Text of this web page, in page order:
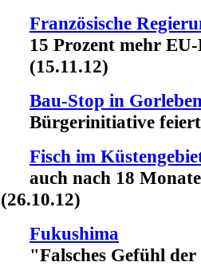
Französische
15 Prozent mehr EU-
(15.11.12)
Bau-Stop in
Bürgerinitiative feiert
Fisch im
auch nach 18
(26.10.12)
Fukushima
"Falsches Gefühl der